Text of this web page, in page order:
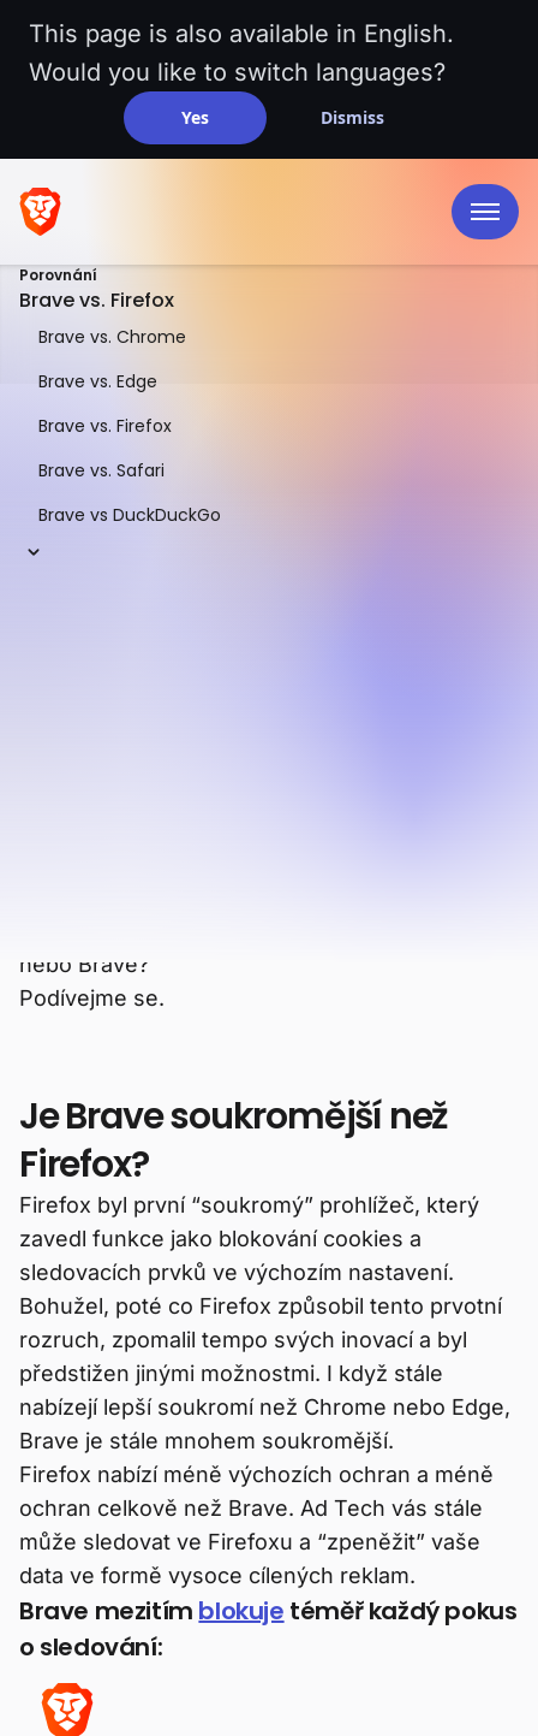
This page is also available in English.
Would you like to switch languages?
Yes Dismiss
Porovnání
Brave vs. Firefox
Brave vs. Chrome
Brave vs. Edge
Brave vs. Firefox
Brave vs. Safari
Brave vs DuckDuckGo
SROVNÁNÍ VEDLE SEBE
Brave vs. Firefox
nebo Brave?
Podívejme se.
Je Brave soukromější než
Firefox?
Firefox byl první “soukromý” prohlížeč, který
zavedl funkce jako blokování cookies a
sledovacích prvků ve výchozím nastavení.
Bohužel, poté co Firefox způsobil tento prvotní
rozruch, zpomalil tempo svých inovací a byl
předstižen jinými možnostmi. I když stále
nabízejí lepší soukromí než Chrome nebo Edge,
Brave je stále mnohem soukromější.
Firefox nabízí méně výchozích ochran a méně
ochran celkově než Brave. Ad Tech vás stále
může sledovat ve Firefoxu a “zpeněžit” vaše
data ve formě vysoce cílených reklam.
Brave mezitím blokuje téměř každý pokus
o sledování: